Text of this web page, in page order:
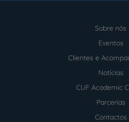
Sobre nós
Eventos
Clientes e
Notícias
CUF Academic
Parcerias
Contactos